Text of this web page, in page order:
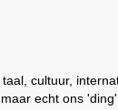
cultuur,
echt ons